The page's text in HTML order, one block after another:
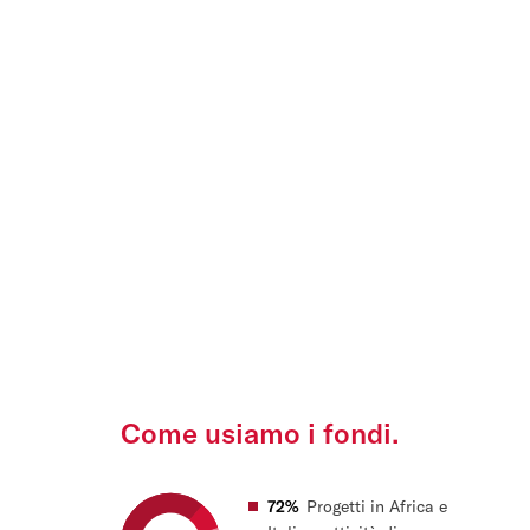
Come usiamo i fondi.
72% Progetti in Africa e